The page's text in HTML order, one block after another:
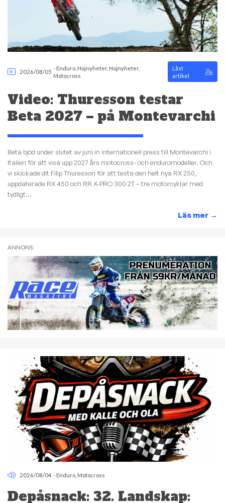
2026/08/05
- Enduro Hojnyheter, Hojnyheter,
Motocross
Låst
artikel
Video: Thuresson testar
Beta 2027 – på Montevarchi
Beta bjöd under slutet av juni in internationell press till Montevarchi i
Italien för att visa upp 2027 års motocross- och enduromodeller. Och
vi skickade dit Filip Thuresson för att testa den helt nya RX 250,
uppdaterade RX 450 och RR X-PRO 300 2T – tre motorcyklar med
tydligt...
Läs mer →
ANNONS:
2026/08/04 - Enduro Motocross
Depåsnack: 32. Landskap: